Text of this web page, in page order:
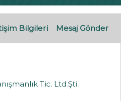
Bilgileri Mesaj Gönder
Tic. Ltd.Şti.